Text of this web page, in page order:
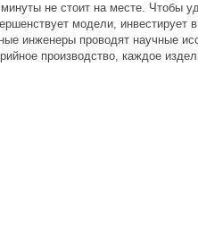
не стоит на месте. Чтобы
модели, инвестирует
инженеры проводят научные
производство, каждое